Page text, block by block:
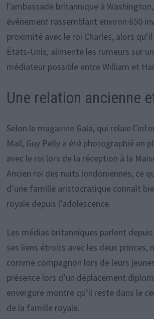
l’ambassade britannique à
événement rassemblant environ 650
proximité avec le roi Charles, alors
États-Unis, alimente les rumeurs sur
médiateur possible entre William et
Une relation ancienne
Selon le magazine Gala, qui relaie
Mail, Guy Pelly a été photographié en
avec le roi lors de la réception à la
Ancien roi des nuits londoniennes, ce
d’une famille aristocratique connaît
royale depuis l’adolescence.
Les médias britanniques parlent
ses liens étroits avec les deux princes,
comme compagnon lors de leurs
présence lors d’un déplacement
envergure montre qu’il reste dans le
de la famille royale.